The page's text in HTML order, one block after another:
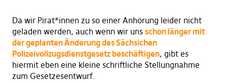
Da wir Pirat*innen zu so einer Anhörung leider nicht
geladen werden, auch wenn wir uns schon länger mit
der geplanten Änderung des Sächsichen
Polizeivollzugsdienstgesetz beschäftigen, gibt es
hiermit eben eine kleine schriftliche Stellungnahme
zum Gesetzesentwurf.